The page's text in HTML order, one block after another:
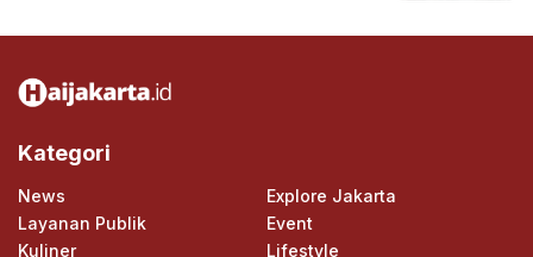
Kategori
News
Explore Jakarta
Layanan Publik
Event
Kuliner
Lifestyle